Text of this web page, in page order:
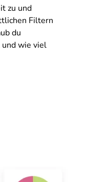
zu und
Filtern
du
wie viel